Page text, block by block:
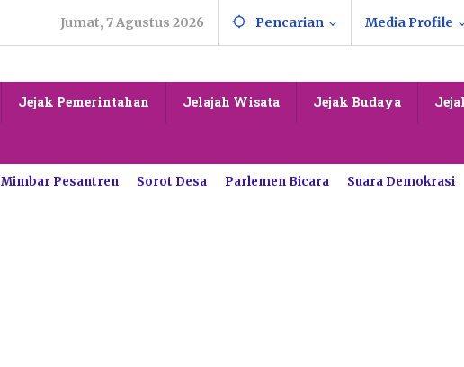
Jumat, 7 Agustus 2026 Pencarian Media Profile
Jejak Pemerintahan Jelajah Wisata Jejak Budaya
Mimbar Pesantren Sorot Desa Parlemen Bicara Suara Demokrasi